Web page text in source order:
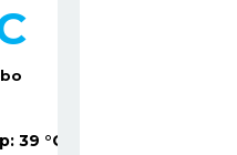
39 °C